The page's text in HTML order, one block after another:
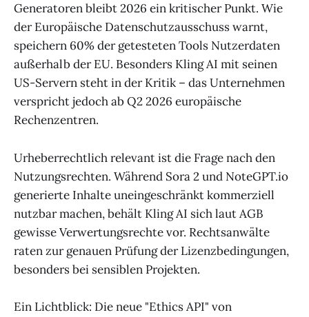
Generatoren bleibt 2026 ein kritischer Punkt. Wie
der Europäische Datenschutzausschuss warnt,
speichern 60% der getesteten Tools Nutzerdaten
außerhalb der EU. Besonders Kling AI mit seinen
US-Servern steht in der Kritik – das Unternehmen
verspricht jedoch ab Q2 2026 europäische
Rechenzentren.
Urheberrechtlich relevant ist die Frage nach den
Nutzungsrechten. Während Sora 2 und NoteGPT.io
generierte Inhalte uneingeschränkt kommerziell
nutzbar machen, behält Kling AI sich laut AGB
gewisse Verwertungsrechte vor. Rechtsanwälte
raten zur genauen Prüfung der Lizenzbedingungen,
besonders bei sensiblen Projekten.
Ein Lichtblick: Die neue "Ethics API" von